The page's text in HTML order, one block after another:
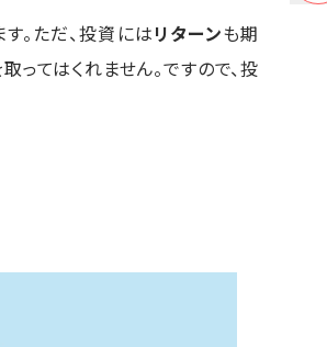
。ただ、投資にはリターンも期
ってはくれません。ですので、投